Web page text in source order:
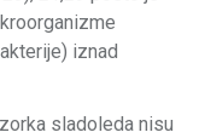
iznad
sladoleda nisu